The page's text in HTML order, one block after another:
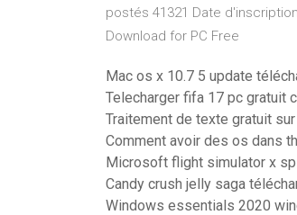
postés 41321 Date
Download for PC Free
Mac os x 10.7 5 update
Telecharger fifa 17 pc gratuit
Traitement de texte gratuit
Comment avoir des os dans
Microsoft flight simulator x
Candy crush jelly saga
Windows essentials 2020